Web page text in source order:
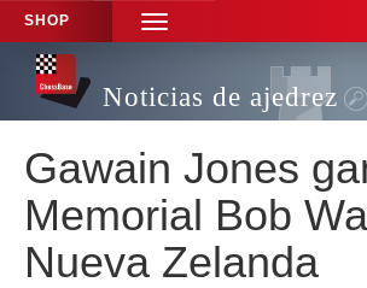
SHOP
TOGGLE
NAVIGATION
Noticias de ajedrez
Gawain Jones
Memorial Bob
Nueva Zelanda